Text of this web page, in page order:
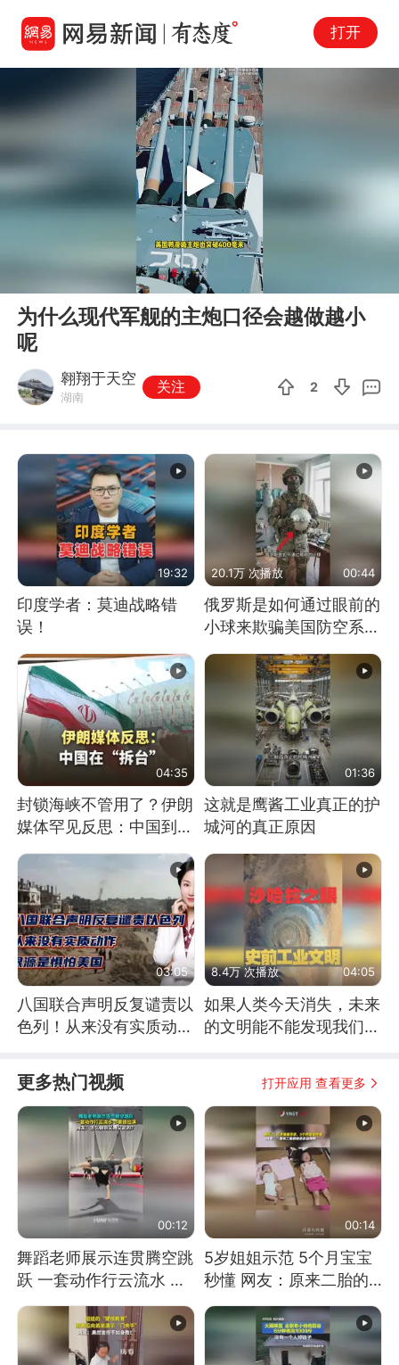
打开
Play
为什么现代军舰的主炮口径会越做越小
呢
翱翔于天空
湖南
关注 2
19:32
印度学者：莫迪战略错
误！
20.1万 次播放 00:44
俄罗斯是如何通过眼前的
小球来欺骗美国防空系统
的
04:35
封锁海峡不管用了？伊朗
媒体罕见反思：中国到底
01:36
这就是鹰酱工业真正的护
城河的真正原因
03:05
八国联合声明反复谴责以
色列！从来没有实质动
8.4万 次播放 04:05
如果人类今天消失，未来
的文明能不能发现我们存
更多热门视频 打开应用 查看更多
00:12
舞蹈老师展示连贯腾空跳
跃 一套动作行云流水 节
奏感拉满 网友：怎么做
到又舞又武的？
00:14
5岁姐姐示范 5个月宝宝
秒懂 网友：原来二胎的
快乐长这样